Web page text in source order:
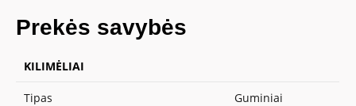
Prekės savybės
KILIMĖLIAI
Tipas Guminiai